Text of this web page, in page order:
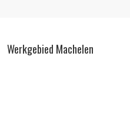
Werkgebied Machelen